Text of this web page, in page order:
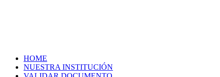
HOME
NUESTRA INSTITUCIÓN